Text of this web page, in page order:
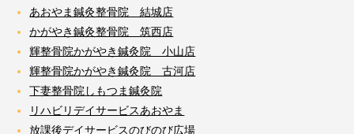
あおやま鍼灸整骨院 結城店
かがやき鍼灸整骨院 筑西店
輝整骨院かがやき鍼灸院 小山店
輝整骨院かがやき鍼灸院 古河店
下妻整骨院しもつま鍼灸院
リハビリデイサービスあおやま
放課後デイサービスのびのび広場